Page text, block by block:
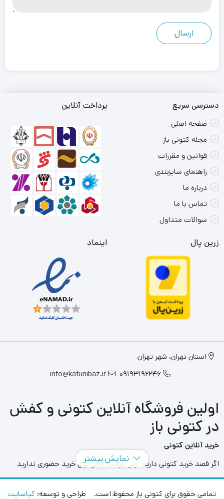
دسترسی سریع
صفحه اصلی
مجله کتونی باز
قوانین و مقررات
راهنمای سایزبندی
درباره ما
تماس با ما
سوالات متداول
پرداخت آنلاین
زرین پال اینماد
استان تهران، شهر تهران
09193192246
info@katunibaz.ir
اولین فروشگاه آنلاین کتونی و کفش
در کتونی باز
خرید آنلاین کتونی
اگر قصد خرید کتونی دارید، ولی فرصت کافی برای خرید حضوری ندارید
آنها را انتخاب کنید و در هر محل و هر زمانی بدون محدودیت مدل های
نمایش بیشتر
تمامی حقوق برای کتونی باز محفوظ است. طراحی و توسعه: کیاسایت